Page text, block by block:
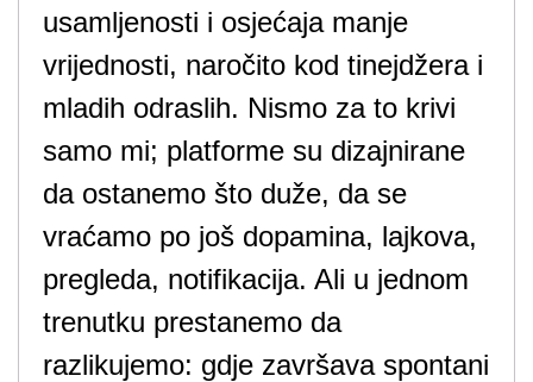
usamljenosti i osjećaja manje
vrijednosti, naročito kod tinejdžera i
mladih odraslih. Nismo za to krivi
samo mi; platforme su dizajnirane
da ostanemo što duže, da se
vraćamo po još dopamina, lajkova,
pregleda, notifikacija. Ali u jednom
trenutku prestanemo da
razlikujemo: gdje završava spontani